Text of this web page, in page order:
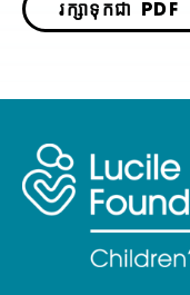
រក្សាទុកជា PDF